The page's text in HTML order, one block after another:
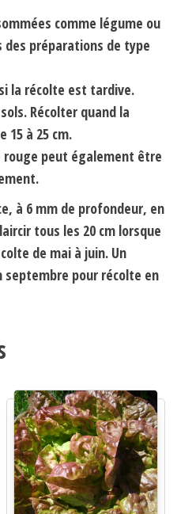
comme légume ou
préparations de type
la récolte est tardive.
Récolter quand la
à 25 cm.
rouge peut également être
à 6 mm de profondeur, en
tous les 20 cm lorsque
de mai à juin. Un
septembre pour récolte en